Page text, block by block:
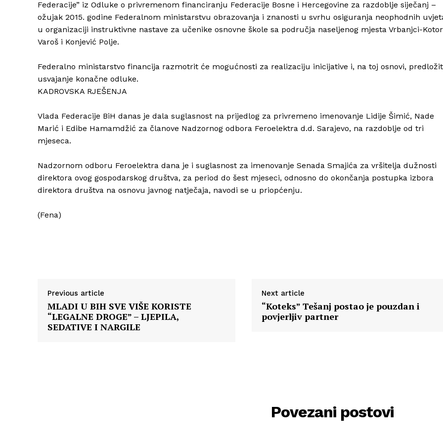
Federacije” iz Odluke o privremenom financiranju Federacije Bosne i Hercegovine za razdoblje siječanj –
ožujak 2015. godine Federalnom ministarstvu obrazovanja i znanosti u svrhu osiguranja neophodnih
u organizaciji instruktivne nastave za učenike osnovne škole sa područja naseljenog mjesta Vrbanjci-Kotor
Varoš i Konjević Polje.
Federalno ministarstvo financija razmotrit će mogućnosti za realizaciju inicijative i, na toj osnovi,
usvajanje konačne odluke.
KADROVSKA RJEŠENJA
Vlada Federacije BiH danas je dala suglasnost na prijedlog za privremeno imenovanje Lidije Šimić, Nade
Marić i Edibe Hamamdžić za članove Nadzornog odbora Feroelektra d.d. Sarajevo, na razdoblje od tri
mjeseca.
Nadzornom odboru Feroelektra dana je i suglasnost za imenovanje Senada Smajića za vršitelja dužnosti
direktora ovog gospodarskog društva, za period do šest mjeseci, odnosno do okončanja postupka izbora
direktora društva na osnovu javnog natječaja, navodi se u priopćenju.
(Fena)
Previous article
MLADI U BIH SVE VIŠE KORISTE
“LEGALNE DROGE” – LJEPILA,
SEDATIVE I NARGILE
Next article
“Koteks” Tešanj postao je pouzdan i
povjerljiv partner
Povezani postovi